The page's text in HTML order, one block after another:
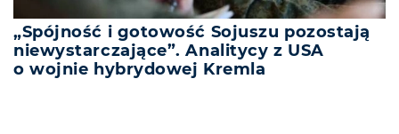
„Spójność i gotowość Sojuszu pozostają
niewystarczające”. Analitycy z USA
o wojnie hybrydowej Kremla